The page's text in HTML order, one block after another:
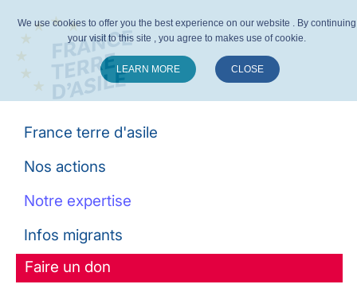
France terre d'asile
Nos actions
Notre expertise
Infos migrants
Faire un don
We use cookies to offer you the best experience on our website . By continuing
your visit to this site , you agree to makes use of cookie.
LEARN MORE CLOSE